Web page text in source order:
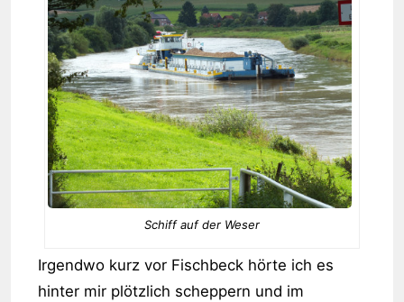
Schiff auf der Weser
Irgendwo kurz vor Fischbeck hörte ich es
hinter mir plötzlich scheppern und im